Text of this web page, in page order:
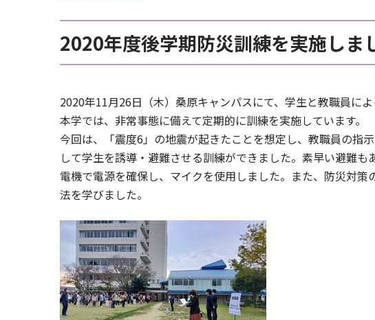
2020年度後学期防災訓練を実施しま
2020年11月26日（木）桑原キャンパスにて、学生と教職員によ
本学では、非常事態に備えて定期的に訓練を実施しています。
今回は、「震度6」の地震が起きたことを想定し、教職員の指
して学生を誘導・避難させる訓練ができました。素早い避難
電機で電源を確保し、マイクを使用しました。また、防災対
法を学びました。